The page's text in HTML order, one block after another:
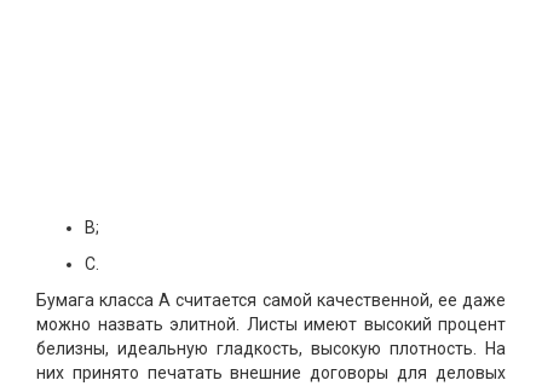
B;
C.
Бумага класса А считается самой качественной, ее даже
можно назвать элитной. Листы имеют высокий процент
белизны, идеальную гладкость, высокую плотность. На
них принято печатать внешние договоры для деловых